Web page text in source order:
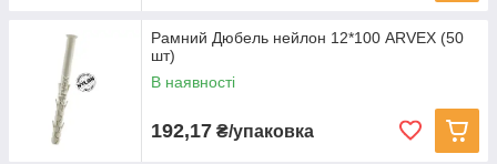
Рамний Дюбель нейлон 12*100 ARVEX (50
шт)
В наявності
192,17 ₴/упаковка